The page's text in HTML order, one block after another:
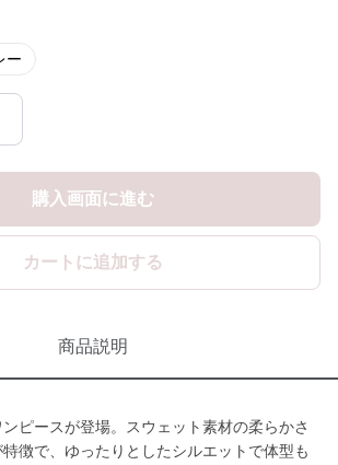
ー
購入画面に進む
カートに追加する
商品説明
ピースが登場。スウェット素材の柔らかさ
徴で、ゆったりとしたシルエットで体型も